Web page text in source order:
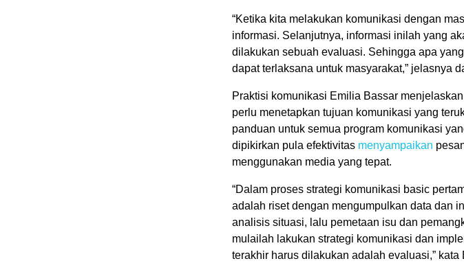
“Ketika kita melakukan komunikasi dengan
informasi. Selanjutnya, informasi inilah yang
dilakukan sebuah evaluasi. Sehingga apa
dapat terlaksana untuk masyarakat,” jelasnya
Praktisi komunikasi Emilia Bassar
perlu menetapkan tujuan komunikasi yang
panduan untuk semua program komunikasi
dipikirkan pula efektivitas menyampaikan
menggunakan media yang tepat.
“Dalam proses strategi komunikasi basic
adalah riset dengan mengumpulkan data dan
analisis situasi, lalu pemetaan isu dan
mulailah lakukan strategi komunikasi dan
terakhir harus dilakukan adalah evaluasi,” kata